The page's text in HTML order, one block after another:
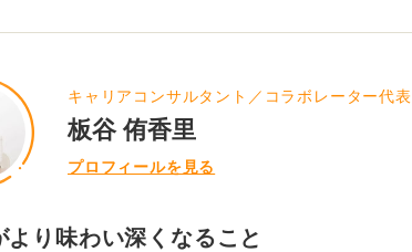
キャリアコンサルタント／コラボレーター代表
板谷 侑香里
プロフィールを見る
より味わい深くなること